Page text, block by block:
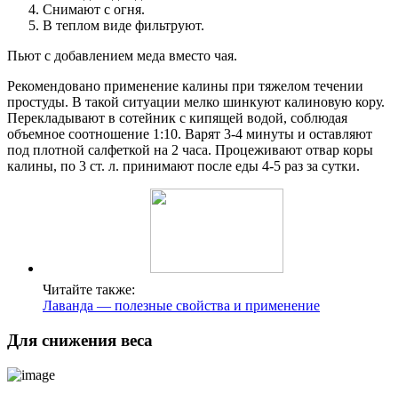
Снимают с огня.
В теплом виде фильтруют.
Пьют с добавлением меда вместо чая.
Рекомендовано применение калины при тяжелом течении
простуды. В такой ситуации мелко шинкуют калиновую кору.
Перекладывают в сотейник с кипящей водой, соблюдая
объемное соотношение 1:10. Варят 3-4 минуты и оставляют
под плотной салфеткой на 2 часа. Процеживают отвар коры
калины, по 3 ст. л. принимают после еды 4-5 раз за сутки.
Читайте также:
Лаванда — полезные свойства и применение
Для снижения веса